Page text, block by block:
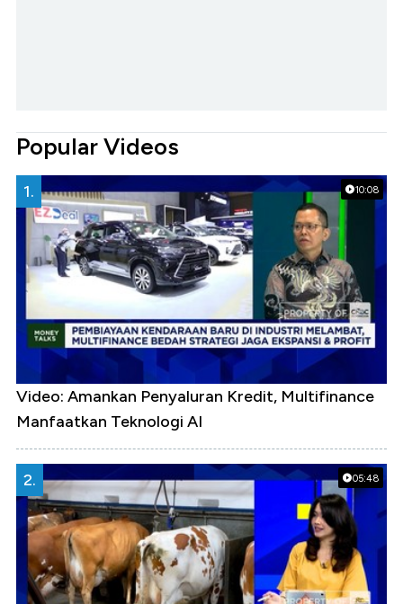
Popular Videos
10:08
1.
Video: Amankan Penyaluran Kredit, Multifinance
Manfaatkan Teknologi AI
05:48
2.